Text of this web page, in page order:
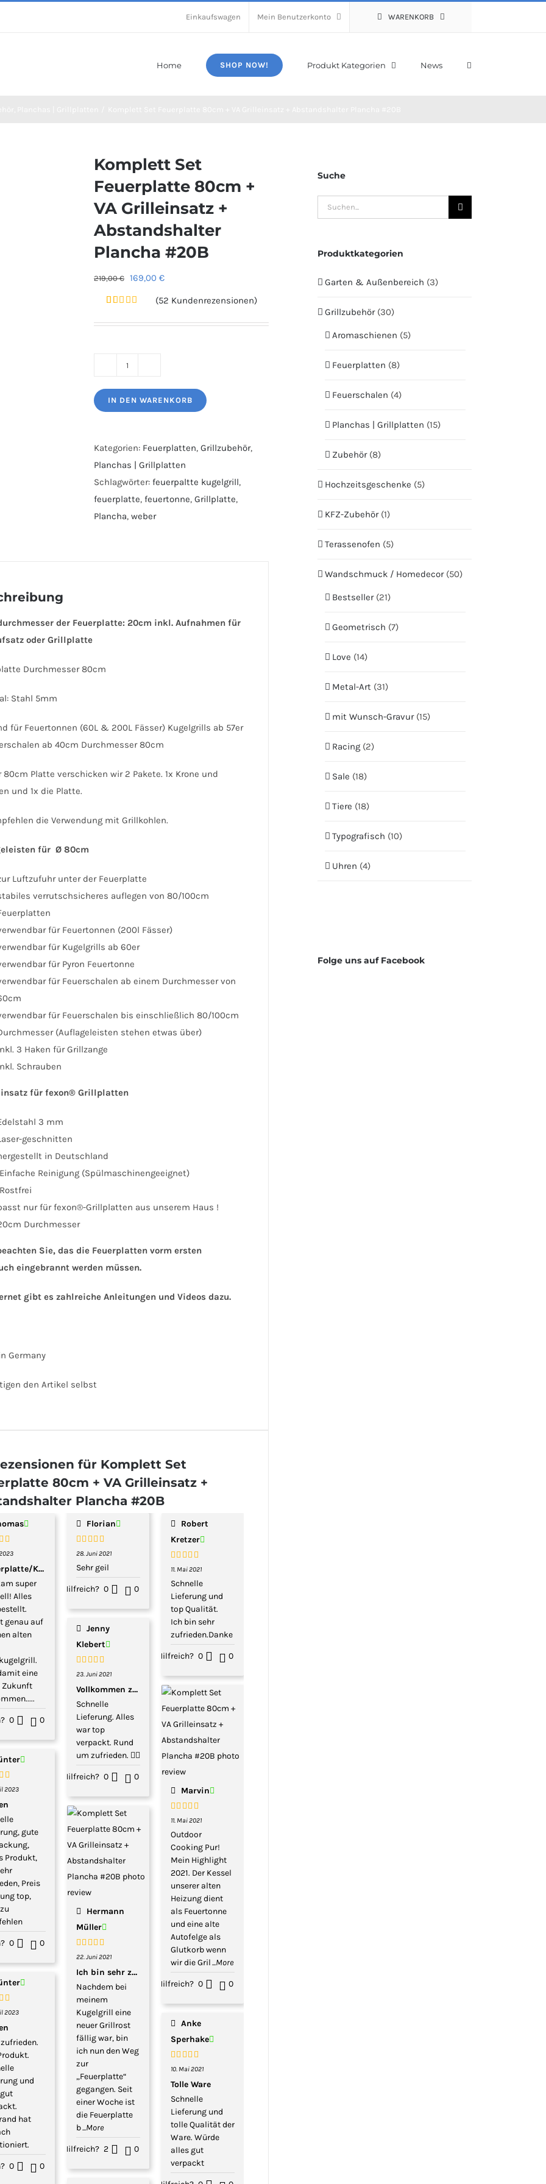
Einkaufswagen Mein Benutzerkonto WARENKORB
Home SHOP NOW! Produkt Kategorien News
Komplett Set
Feuerplatte 80cm +
VA Grilleinsatz +
Abstandshalter
Plancha #20B
219,00€ Ursprünglicher
Preis
219,00 €
169,00 €Aktueller
169,00 €.
mit4.96
(52 Kundenrezensionen)
Set
IN DEN WARENKORB
Kategorien: Feuerplatten, Grillzubehör,
Planchas | Grillplatten
Schlagwörter: feuerpaltte kugelgrill,
feuerplatte, feuertonne, Grillplatte,
Plancha, weber
der Feuerplatte: 20cm inkl. Aufnahmen für
oder Grillplatte
Durchmesser 80cm
Stahl 5mm
für Feuertonnen (60L & 200L Fässer) Kugelgrills ab 57er
ab 40cm Durchmesser 80cm
80cm Platte verschicken wir 2 Pakete. 1x Krone und
und 1x die Platte.
die Verwendung mit Grillkohlen.
für Ø 80cm
Luftzufuhr unter der Feuerplatte
verrutschsicheres auflegen von 80/100cm
für Feuertonnen (200l Fässer)
für Kugelgrills ab 60er
für Pyron Feuertonne
für Feuerschalen ab einem Durchmesser von
für Feuerschalen bis einschließlich 80/100cm
(Auflageleisten stehen etwas über)
3 Haken für Grillzange
Schrauben
für fexon® Grillplatten
3 mm
geschnitten
in Deutschland
Einfache Reinigung (Spülmaschinengeeignet)
Rostfrei
nur für fexon®-Grillplatten aus unserem Haus !
Durchmesser
Sie, das die Feuerplatten vorm ersten
eingebrannt werden müssen.
gibt es zahlreiche Anleitungen und Videos dazu.
Germany
den Artikel selbst
für Komplett Set
80cm + VA Grilleinsatz +
Plancha #20B
Kugelgrill
super
Alles
genau auf
alten
eine
Zukunft
0 0
2023
gute
Produkt,
Preis
top,
0 0
2023
und
hat
0 0
Florian
Bewertet
28. Juni 2021
Sehr geil
Hilfreich? 0 0
Klebert
Bewertet
23. Juni 2021
Vollkommen zufrieden.
Schnelle
Lieferung. Alles
war top
verpackt. Rund
um zufrieden. 👍🏻
Hilfreich? 0 0
Müller
Bewertet
22. Juni 2021
Ich bin sehr zufrieden.
Nachdem bei
meinem
Kugelgrill eine
neuer Grillrost
fällig war, bin
ich nun den Weg
zur
„Feuerplatte“
gegangen. Seit
einer Woche ist
die Feuerplatte
b...More
Hilfreich? 2 0
Kretzer
Bewertet
11. Mai 2021
Schnelle
Lieferung und
top Qualität.
Ich bin sehr
zufrieden.Danke
Hilfreich? 0 0
Marvin
Bewertet
11. Mai 2021
Outdoor
Cooking Pur!
Mein Highlight
2021. Der Kessel
unserer alten
Heizung dient
als Feuertonne
und eine alte
Autofelge als
Glutkorb wenn
wir die Gril...More
Hilfreich? 0 0
Sperhake
Bewertet
10. Mai 2021
Tolle Ware
Schnelle
Lieferung und
tolle Qualität der
Ware. Würde
alles gut
verpackt
Suche
Suche
nach:
Produktkategorien
Garten & Außenbereich (3)
Grillzubehör (30)
Aromaschienen (5)
Feuerplatten (8)
Feuerschalen (4)
Planchas | Grillplatten (15)
Zubehör (8)
Hochzeitsgeschenke (5)
KFZ-Zubehör (1)
Terassenofen (5)
Wandschmuck / Homedecor (50)
Bestseller (21)
Geometrisch (7)
Love (14)
Metal-Art (31)
mit Wunsch-Gravur (15)
Racing (2)
Sale (18)
Tiere (18)
Typografisch (10)
Uhren (4)
Folge uns auf Facebook